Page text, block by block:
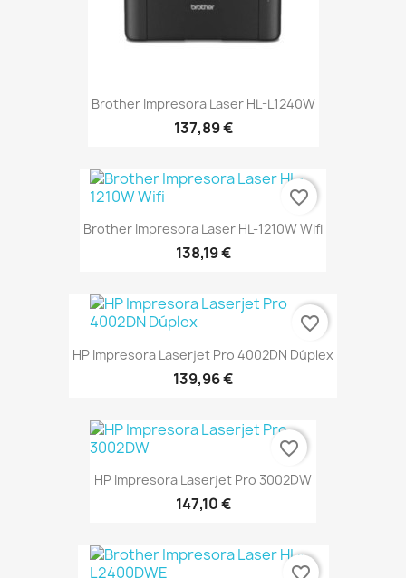
Brother Impresora Laser HL-L1240W
137,89 €
Brother Impresora Laser HL-1210W Wifi
138,19 €
favorite_border
HP Impresora Laserjet Pro 4002DN Dúplex
139,96 €
favorite_border
HP Impresora Laserjet Pro 3002DW
147,10 €
favorite_border